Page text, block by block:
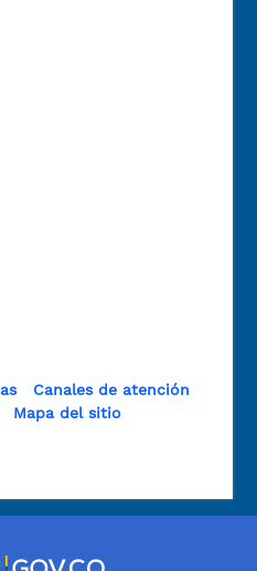
Canales de atención
Mapa del sitio